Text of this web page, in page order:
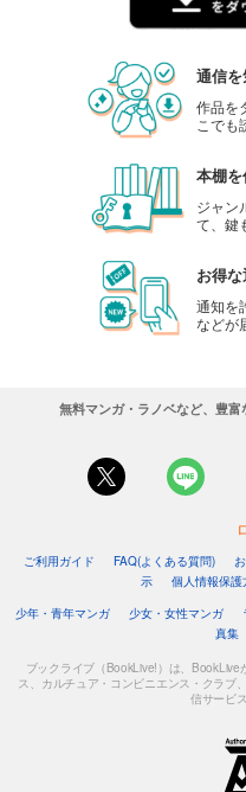
通信を
作品を
こでも
本棚を
ジャン
て、鍵
お得な
通知を
などが
無料マンガ・ラノベなど、豊富
ご利用ガイド FAQ(よくある質問)
示
個人情報保護
少年・青年マンガ
少女・女性マンガ
真集
ブックライブ（BookLive!）は、
ス、カルチュア・コンビニエンス・クラブ
信サービ